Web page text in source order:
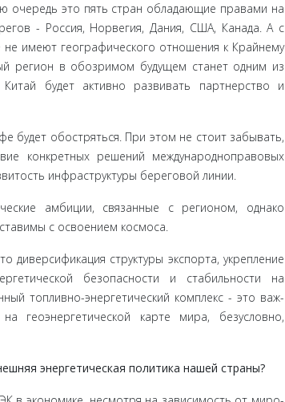
очередь это пять стран обладающие правами на
- Россия, Норвегия, Дания, США, Канада. А с
имеют географического отношения к Крайнему
регион в обозримом будущем станет одним из
будет активно развивать партнерство и
будет обостряться. При этом не стоит за­бывать,
конкретных решений международно­правовых
инфраструктуры береговой линии.
амбиции, связанные с регионом, однако
с освоением космоса.
диверсификация структуры экспорта, укре­пление
безопасности и стабильности на
топливно-энергетический комплекс - это важ­
геоэнергетической карте мира, безусловно,
энергетическая политика нашей страны?